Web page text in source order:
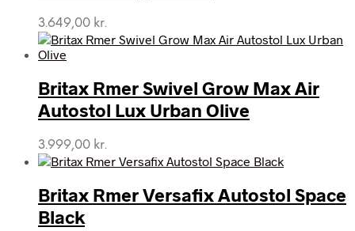
3.649,00 kr.
Britax Rmer Swivel Grow Max Air
Autostol Lux Urban Olive
3.999,00 kr.
Britax Rmer Versafix Autostol Space
Black